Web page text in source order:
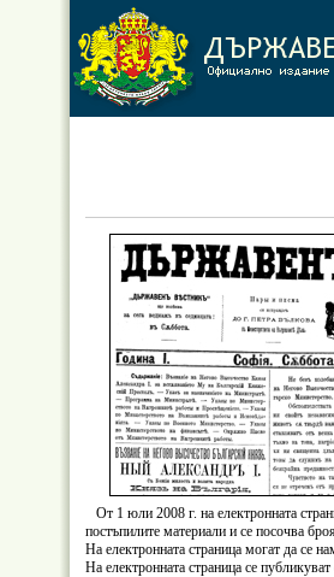
От 1 юли 2008 г. на електронната
постъпилите материали и се посочва
На електронната страница могат да се
На електронната страница се